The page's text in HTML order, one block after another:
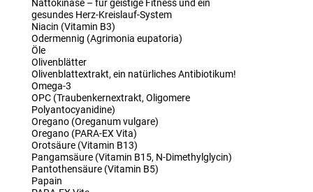
Nattokinase – für geistige Fitness und ein
gesundes Herz-Kreislauf-System
Niacin (Vitamin B3)
Odermennig (Agrimonia eupatoria)
Öle
Olivenblätter
Olivenblattextrakt, ein natürliches Antibiotikum!
Omega-3
OPC (Traubenkernextrakt, Oligomere
Polyantocyanidine)
Oregano (Oreganum vulgare)
Oregano (PARA-EX Vita)
Orotsäure (Vitamin B13)
Pangamsäure (Vitamin B15, N-Dimethylglycin)
Pantothensäure (Vitamin B5)
Papain